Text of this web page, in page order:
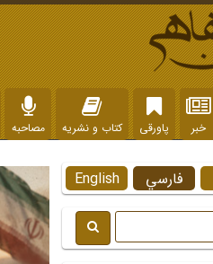
خبر پاورقی کتاب و نشریه مصاحبه
English فارسي